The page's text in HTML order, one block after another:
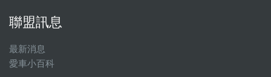
聯盟訊息
最新消息
愛車小百科